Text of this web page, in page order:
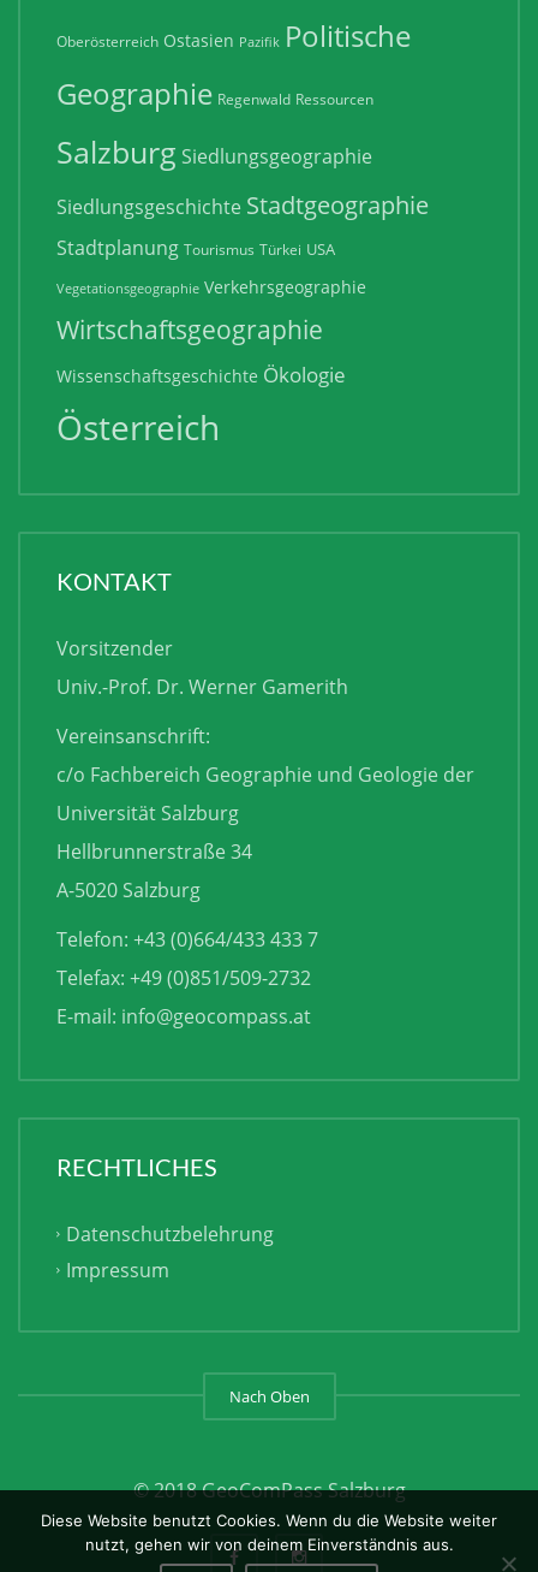
Oberösterreich Ostasien Pazifik Politische
Geographie Regenwald Ressourcen
Salzburg Siedlungsgeographie
Siedlungsgeschichte Stadtgeographie
Stadtplanung Tourismus Türkei USA
Vegetationsgeographie Verkehrsgeographie
Wirtschaftsgeographie
Wissenschaftsgeschichte Ökologie
Österreich
KONTAKT
Vorsitzender
Univ.-Prof. Dr. Werner Gamerith
Vereinsanschrift:
c/o Fachbereich Geographie und Geologie der
Universität Salzburg
Hellbrunnerstraße 34
A-5020 Salzburg
Telefon: +43 (0)664/433 433 7
Telefax: +49 (0)851/509-2732
E-mail: info@geocompass.at
RECHTLICHES
Datenschutzbelehrung
Impressum
Nach Oben
© 2018 GeoComPass Salzburg
Diese Website benutzt Cookies. Wenn du die Website weiter
nutzt, gehen wir von deinem Einverständnis aus.